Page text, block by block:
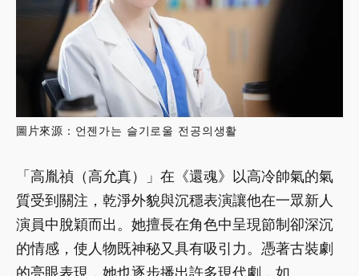
圖片來源：언젠가는 슬기로울 전공의생활
「高胤禎（高允真）」在《還魂》以高冷帥氣的氣
質受到關注，乾淨外貌與沉穩表演讓他在一眾新人
演員中脫穎而出。她擅長在角色中呈現節制卻深沉
的情感，使人物既神秘又具有吸引力。憑著古裝劇
的亮眼表現，她也逐步播出許多現代劇，如